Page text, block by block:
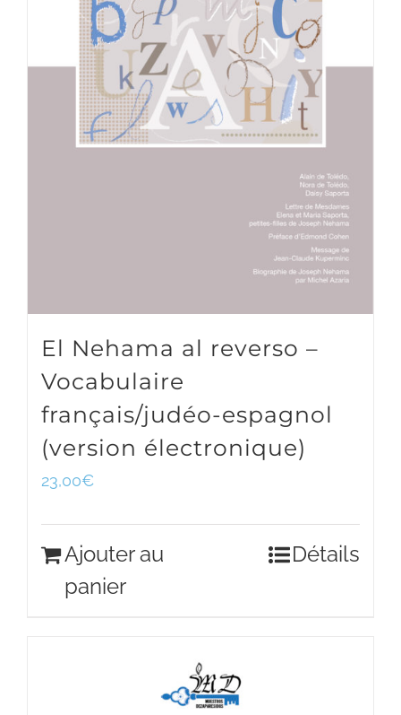
El Nehama al reverso –
Vocabulaire
français/judéo-espagnol
(version électronique)
23,00€
Ajouter au
panier
Détails